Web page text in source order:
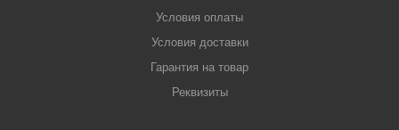
Условия оплаты
Условия доставки
Гарантия на товар
Реквизиты